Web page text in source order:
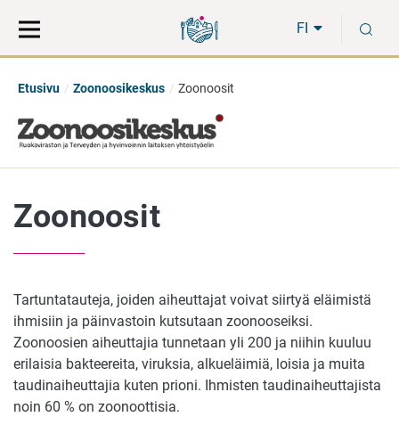
suoraan
sisältöön
koko
sivuston
FI
Etusivu Zoonoosikeskus Zoonoosit
Zoonoosit
Tartuntatauteja, joiden aiheuttajat voivat siirtyä eläimistä
ihmisiin ja päinvastoin kutsutaan zoonooseiksi.
Zoonoosien aiheuttajia tunnetaan yli 200 ja niihin kuuluu
erilaisia bakteereita, viruksia, alkueläimiä, loisia ja muita
taudinaiheuttajia kuten prioni. Ihmisten taudinaiheuttajista
noin 60 % on zoonoottisia.